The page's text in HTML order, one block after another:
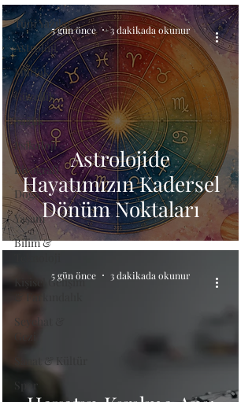
Tüm Yazılar
Astroloji
Mutfak
Güzellik
Sağlık
Psikoloji
Biyografi
Doğa
Yaşam
Bilim &
Kişisel Gelişim
& Farkındalık
Seyehat &
Sanat & Kültür
Spor
Astrolojide
Hayatımızın Kadersel
Dönüm Noktaları
5 gün önce 3 dakikada okunur
5 gün önce 3 dakikada okunur